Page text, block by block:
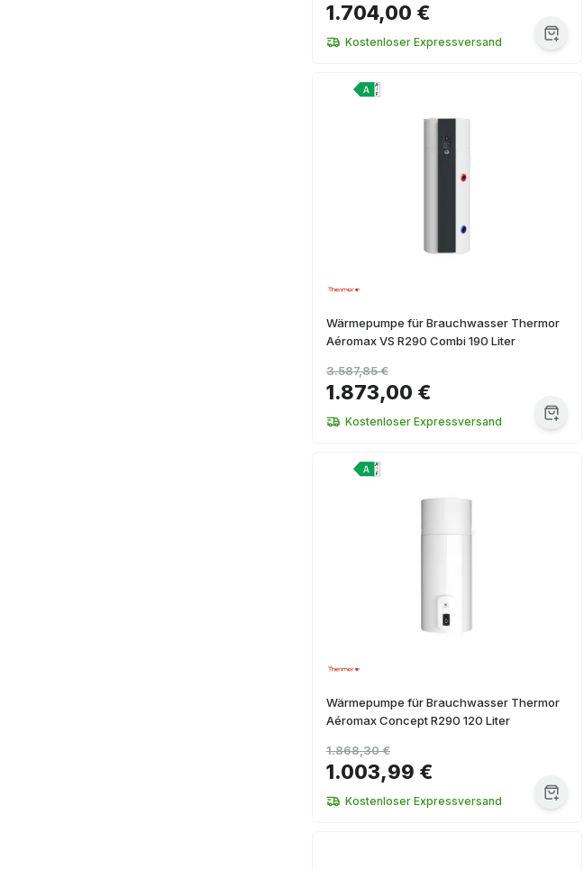
1.704,00 €
Kostenloser Expressversand
Wärmepumpe für Brauchwasser Thermor
Aéromax VS R290 Combi 190 Liter
1.873,00 €
3.587,85 €
Kostenloser Expressversand
Wärmepumpe für Brauchwasser Thermor
Aéromax Concept R290 120 Liter
1.003,99 €
1.868,30 €
Kostenloser Expressversand